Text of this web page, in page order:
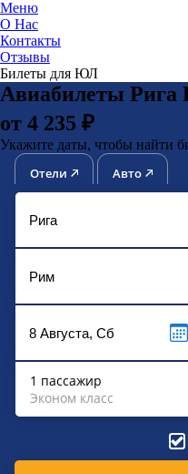
Меню
О Нас
Контакты
Отзывы
Билеты для ЮЛ
Авиабилеты Рига
от 4 235 ₽
Укажите даты, чтобы найти
Отели Авто
1 пассажир
Эконом класс